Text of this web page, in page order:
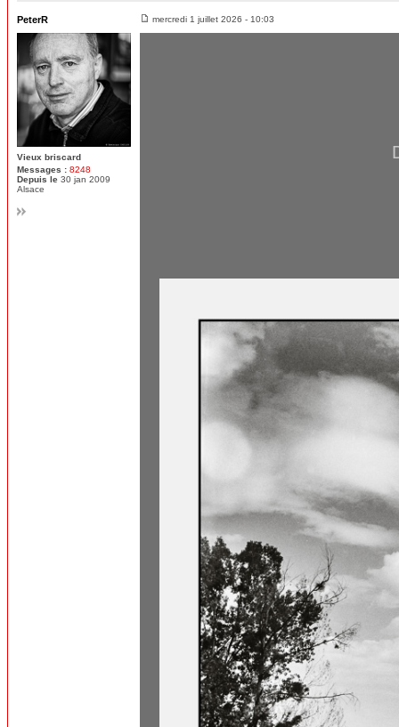
PeterR mercredi 1 juillet 2026 - 10:03
Vieux briscard
Messages : 8248
Depuis le 30 jan 2009
Alsace